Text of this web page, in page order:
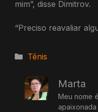
mim”, disse Dimitrov.
“Preciso reavaliar
Categorias
Tênis
Marta
Meu nome
apaixonada